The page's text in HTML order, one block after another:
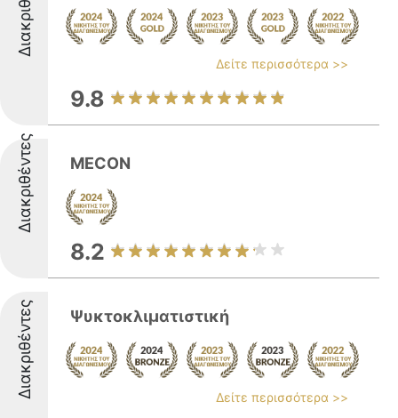
Δείτε περισσότερα >>
9.8
Διακριθέντες MECON
8.2
Διακριθέντες Ψυκτοκλιματιστική
Δείτε περισσότερα >>